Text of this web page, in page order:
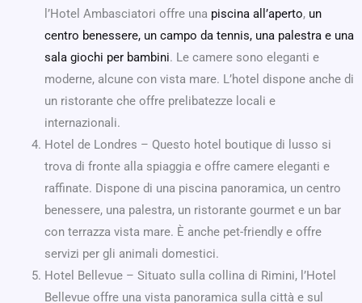
l’Hotel Ambasciatori offre una piscina all’aperto, un
centro benessere, un campo da tennis, una palestra e una
sala giochi per bambini. Le camere sono eleganti e
moderne, alcune con vista mare. L’hotel dispone anche di
un ristorante che offre prelibatezze locali e
internazionali.
Hotel de Londres – Questo hotel boutique di lusso si
trova di fronte alla spiaggia e offre camere eleganti e
raffinate. Dispone di una piscina panoramica, un centro
benessere, una palestra, un ristorante gourmet e un bar
con terrazza vista mare. È anche pet-friendly e offre
servizi per gli animali domestici.
Hotel Bellevue – Situato sulla collina di Rimini, l’Hotel
Bellevue offre una vista panoramica sulla città e sul